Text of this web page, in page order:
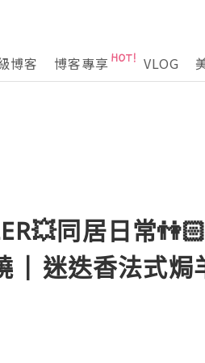
博客 博客專享 VLOG
同居日常
| 迷迭香法式